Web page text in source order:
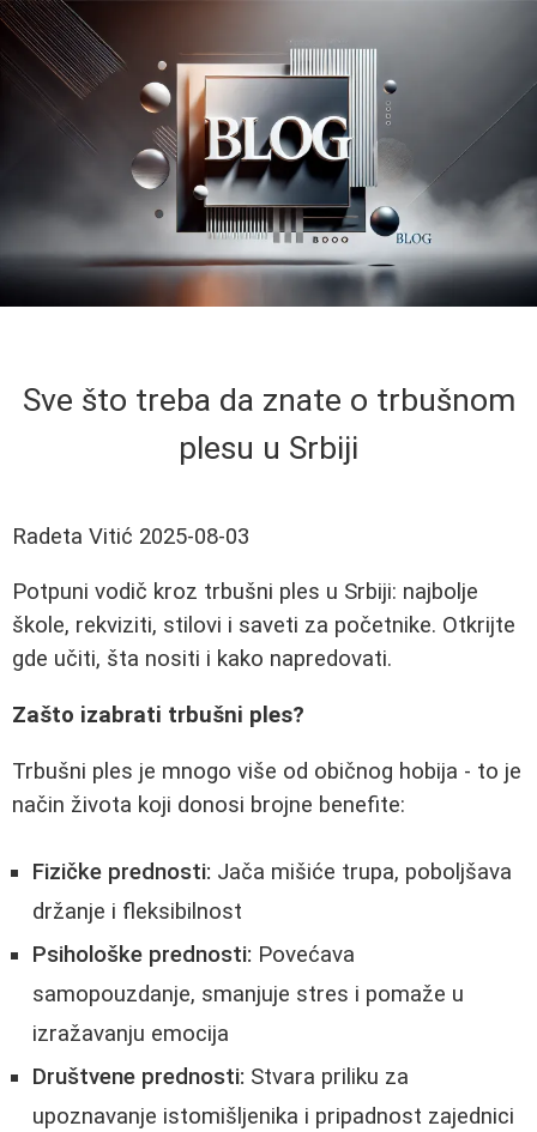
Sve što treba da znate o trbušnom
plesu u Srbiji
Radeta Vitić 2025-08-03
Potpuni vodič kroz trbušni ples u Srbiji: najbolje
škole, rekviziti, stilovi i saveti za početnike. Otkrijte
gde učiti, šta nositi i kako napredovati.
Zašto izabrati trbušni ples?
Trbušni ples je mnogo više od običnog hobija - to je
način života koji donosi brojne benefite:
Fizičke prednosti: Jača mišiće trupa, poboljšava
držanje i fleksibilnost
Psihološke prednosti: Povećava
samopouzdanje, smanjuje stres i pomaže u
izražavanju emocija
Društvene prednosti: Stvara priliku za
upoznavanje istomišljenika i pripadnost zajednici